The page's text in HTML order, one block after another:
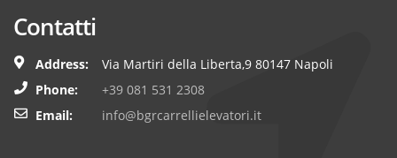
Contatti
Address:
Via Martiri della Liberta,9 80147 Napoli
Phone:
+39 081 531 2308
Email:
info@bgrcarrellielevatori.it